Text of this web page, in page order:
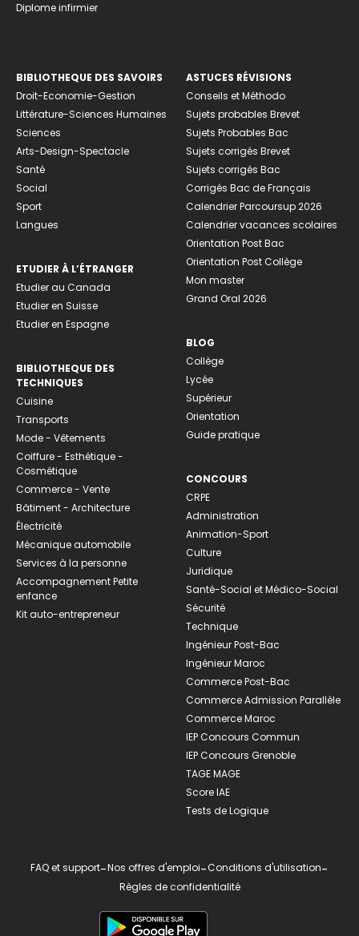
Diplome infirmier
BIBLIOTHEQUE DES SAVOIRS
Droit-Economie-Gestion
Littérature-Sciences Humaines
Sciences
Arts-Design-Spectacle
Santé
Social
Sport
Langues
ETUDIER À L’ÉTRANGER
Etudier au Canada
Etudier en Suisse
Etudier en Espagne
BIBLIOTHEQUE DES
TECHNIQUES
Cuisine
Transports
Mode - Vêtements
Coiffure - Esthétique -
Cosmétique
Commerce - Vente
Bâtiment - Architecture
Électricité
Mécanique automobile
Services à la personne
Accompagnement Petite
enfance
Kit auto-entrepreneur
ASTUCES RÉVISIONS
Conseils et Méthodo
Sujets probables Brevet
Sujets Probables Bac
Sujets corrigés Brevet
Sujets corrigés Bac
Corrigés Bac de Français
Calendrier Parcoursup 2026
Calendrier vacances scolaires
Orientation Post Bac
Orientation Post Collège
Mon master
Grand Oral 2026
BLOG
Collège
Lycée
Supérieur
Orientation
Guide pratique
CONCOURS
CRPE
Administration
Animation-Sport
Culture
Juridique
Santé-Social et Médico-Social
Sécurité
Technique
Ingénieur Post-Bac
Ingénieur Maroc
Commerce Post-Bac
Commerce Admission Parallèle
Commerce Maroc
IEP Concours Commun
IEP Concours Grenoble
TAGE MAGE
Score IAE
Tests de Logique
FAQ et support-Nos offres d'emploi-Conditions d'utilisation-
Règles de confidentialité